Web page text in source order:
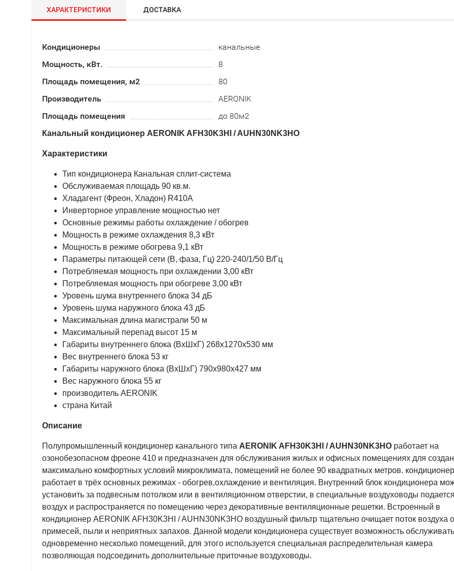
ХАРАКТЕРИСТИКИ ДОСТАВКА
Кондиционеры
канальные
Мощность, кВт.
8
Площадь помещения, м2
80
Производитель
AERONIK
Площадь помещения
до 80м2
Канальный кондиционер AERONIK AFH30K3HI / AUHN30NK3HO
Характеристики
Тип кондиционера Канальная сплит-система
Обслуживаемая площадь 90 кв.м.
Хладагент (Фреон, Хладон) R410A
Инверторное управление мощностью нет
Основные режимы работы охлаждение / обогрев
Мощность в режиме охлаждения 8,3 кВт
Мощность в режиме обогрева 9,1 кВт
Параметры питающей сети (В, фаза, Гц) 220-240/1/50 В/Гц
Потребляемая мощность при охлаждении 3,00 кВт
Потребляемая мощность при обогреве 3,00 кВт
Уровень шума внутреннего блока 34 дБ
Уровень шума наружного блока 43 дБ
Максимальная длина магистрали 50 м
Максимальный перепад высот 15 м
Габариты внутреннего блока (ВхШхГ) 268х1270х530 мм
Вес внутреннего блока 53 кг
Габариты наружного блока (ВхШхГ) 790х980х427 мм
Вес наружного блока 55 кг
производитель AERONIK
страна Китай
Описание
Полупромышленный кондиционер канального типа AERONIK AFH30K3HI / AUHN30NK3HO работает на
озонобезопасном фреоне 410 и предназначен для обслуживания жилых и офисных помещениях для
максимально комфортных условий микроклимата, помещений не более 90 квадратных метров. кондиционер
работает в трёх основных режимах - обогрев,охлаждение и вентиляция. Внутренний блок кондиционера
установить за подвесным потолком или в вентиляционном отверстии, в специальные воздуховоды подается
воздух и распространяется по помещению через декоративные вентиляционные решетки. Встроенный в
кондиционер AERONIK AFH30K3HI / AUHN30NK3HO воздушный фильтр тщательно очищает поток воздуха
примесей, пыли и неприятных запахов. Данной модели кондиционера существует возможность обслуживать
одновременно несколько помещений, для этого используется специальная распределительная камера
позволяющая подсоединить дополнительные приточные воздуховоды.